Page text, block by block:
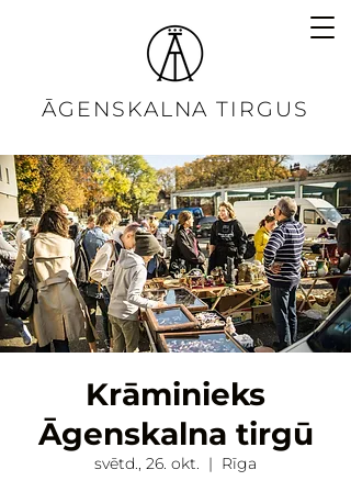
ĀGENSKALNA TIRGUS
Krāminieks
Āgenskalna tirgū
svētd., 26. okt.
  |
Rīga